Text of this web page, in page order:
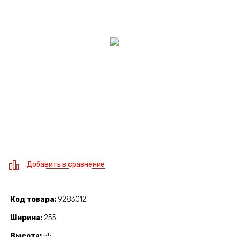
Добавить в сравнение
Код товара 9283012
Ширина 255